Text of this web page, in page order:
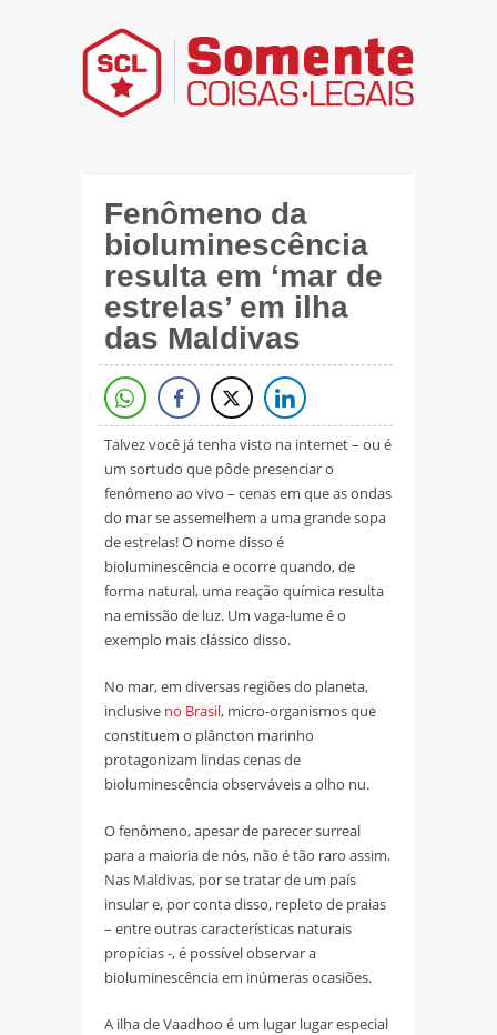
Fenômeno da
bioluminescência
resulta em ‘mar de
estrelas’ em ilha
das Maldivas
Talvez você já tenha visto na internet – ou é
um sortudo que pôde presenciar o
fenômeno ao vivo – cenas em que as ondas
do mar se assemelhem a uma grande sopa
de estrelas! O nome disso é
bioluminescência e ocorre quando, de
forma natural, uma reação química resulta
na emissão de luz. Um vaga-lume é o
exemplo mais clássico disso.
No mar, em diversas regiões do planeta,
inclusive no Brasil, micro-organismos que
constituem o plâncton marinho
protagonizam lindas cenas de
bioluminescência observáveis a olho nu.
O fenômeno, apesar de parecer surreal
para a maioria de nós, não é tão raro assim.
Nas Maldivas, por se tratar de um país
insular e, por conta disso, repleto de praias
– entre outras características naturais
propícias -, é possível observar a
bioluminescência em inúmeras ocasiões.
A ilha de Vaadhoo é um lugar lugar especial